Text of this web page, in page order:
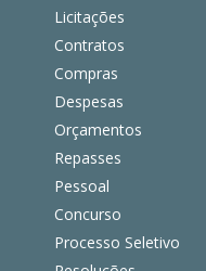
Licitações
Contratos
Compras
Despesas
Orçamentos
Repasses
Pessoal
Concurso
Processo Seletivo